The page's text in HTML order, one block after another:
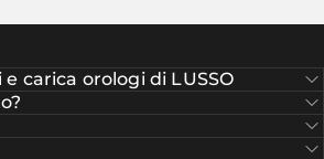
carica orologi di LUSSO